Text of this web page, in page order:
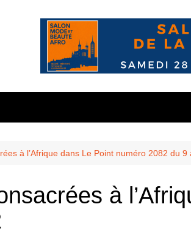
Balmont
La Doua
à l’Afrique dans Le Point numéro 2082 du 9
à